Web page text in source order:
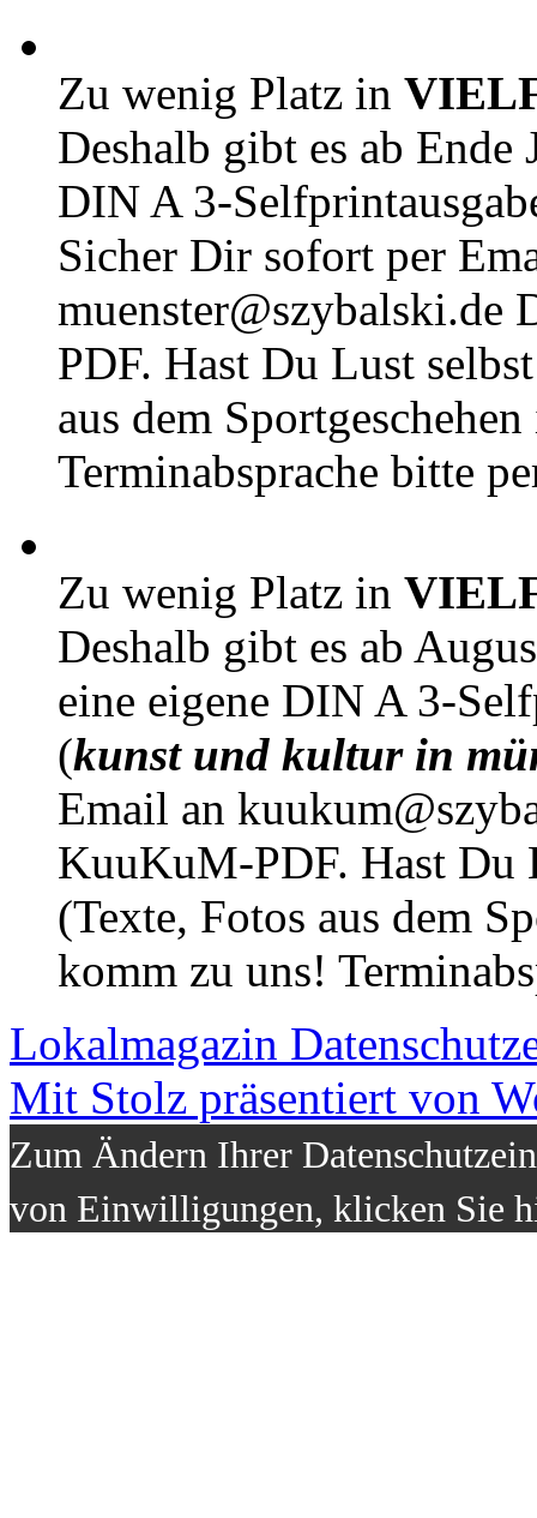
Zu wenig Platz in
Deshalb gibt es ab Ende
DIN A 3-
Sicher Dir sofort per
muenster@szybalski.de
PDF. Hast Du Lust
aus dem
Terminabsprache bitte
Zu wenig Platz in
Deshalb gibt es ab
eine eigene DIN A 3-
(kunst und kultur in
Email an
KuuKuM-PDF. Hast Du
(Texte, Fotos aus dem
komm zu uns!
Lokalmagazin
Mit Stolz präsentiert von
Zum Ändern Ihrer
von Einwilligungen, klicken Sie